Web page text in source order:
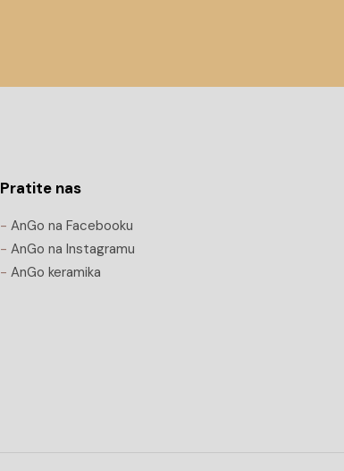
Pratite nas
- AnGo na Facebooku
- AnGo na Instagramu
- AnGo keramika